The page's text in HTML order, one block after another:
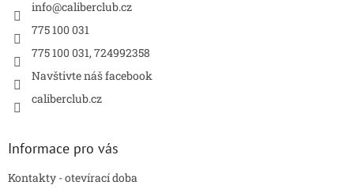
info@caliberclub.cz
775 100 031
775 100 031, 724992358
Navštivte náš facebook
caliberclub.cz
Informace pro vás
Kontakty - otevírací doba